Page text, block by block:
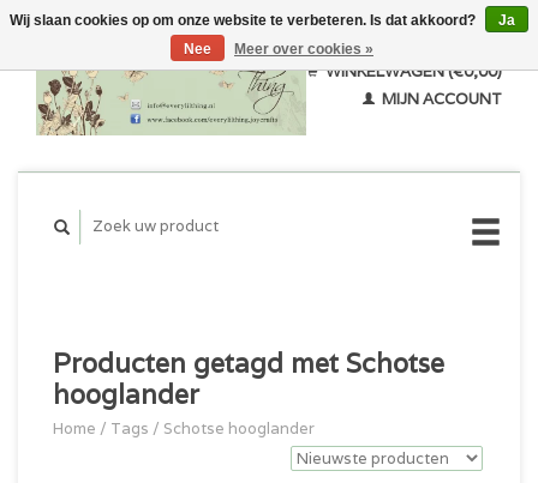
WINKELWAGEN (€0,00)
MIJN ACCOUNT
Producten getagd met Schotse
hooglander
Home / Tags / Schotse hooglander
Wij slaan cookies op om onze website te verbeteren. Is dat akkoord?
Ja
Nee
Meer over cookies »